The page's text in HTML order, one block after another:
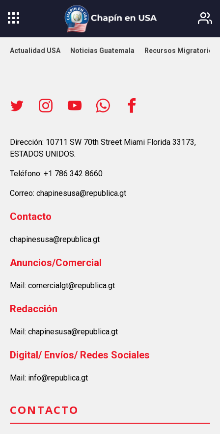
Actualidad USA Noticias Guatemala Recursos Migratorios
Dirección: 10711 SW 70th Street Miami Florida 33173,
ESTADOS UNIDOS.
Teléfono: +1 786 342 8660
Correo: chapinesusa@republica.gt
Contacto
chapinesusa@republica.gt
Anuncios/Comercial
Mail: comercialgt@republica.gt
Redacción
Mail: chapinesusa@republica.gt
Digital/ Envíos/ Redes Sociales
Mail: info@republica.gt
CONTACTO